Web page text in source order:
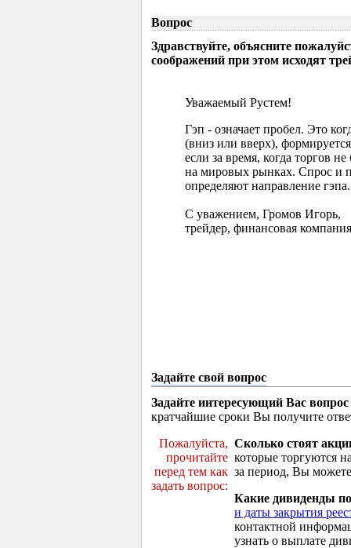
Вопрос
Здравствуйте, объясните
соображений при этом исходят
Уважаемый Рустем!
Гэп - означает пробел. Это
(вниз или вверх),
если за время, когда торгов
на мировых рынках. Спрос и
определяют направление гэпа.
С уважением, Громов Игорь,
трейдер, финансовая
Задайте свой вопрос
Задайте интересующий Вас вопрос
кратчайшие сроки Вы получите
Пожалуйста,
прочитайте
перед тем как
задать вопрос:
Сколько стоят
которые торгуются
за период, Вы
Какие дивиденды
и даты закрытия
контактной
узнать о выплате